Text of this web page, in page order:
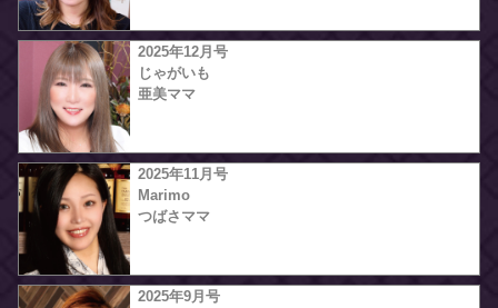
2025年12月号
じゃがいも
亜美ママ
2025年11月号
Marimo
つばさママ
2025年9月号